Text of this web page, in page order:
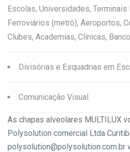
Escolas, Universidades, Terminais
Ferroviários (metrô), Aeroportos,
Clubes, Academias, Clínicas,
Divisórias e Esquadrias em
Comunicação Visual.
As chapas alveolares MULTILUX
Polysolution comercial Ltda
polysolution@polysolution.com.br